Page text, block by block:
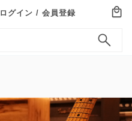
ログイン / 会員登録